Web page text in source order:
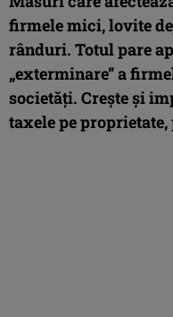
firmele mici, lovite
rânduri. Totul pare
„exterminare” a
societăți. Crește și
taxele pe